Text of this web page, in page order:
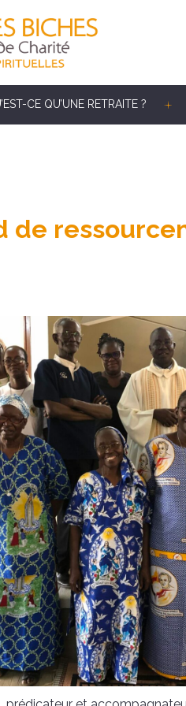
CE QU’UNE RETRAITE ?
de